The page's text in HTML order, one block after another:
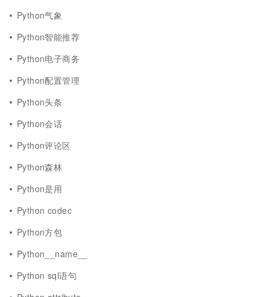
Python气象
Python智能推荐
Python电子商务
Python配置管理
Python头条
Python会话
Python评论区
Python森林
Python是用
Python codec
Python方包
Python__name__
Python sql语句